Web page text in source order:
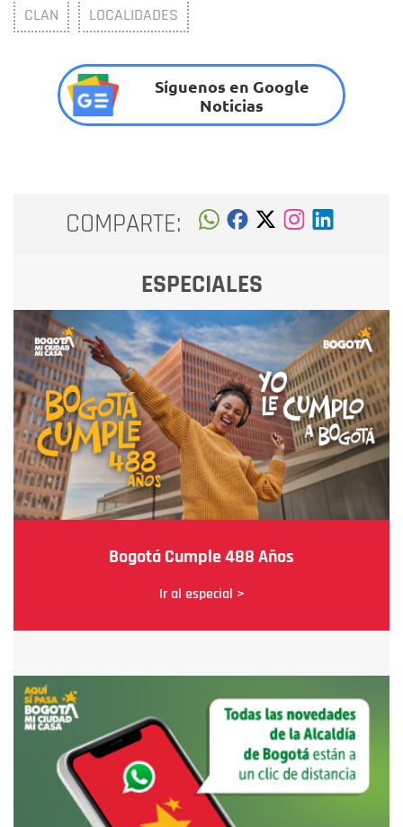
CLAN LOCALIDADES
Síguenos en Google
Noticias
COMPARTE:
ESPECIALES
Bogotá Cumple 488 Años
Ir al especial >